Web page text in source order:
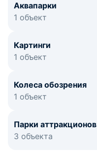
Аквапарки
1 объект
Картинги
1 объект
Колеса обозрения
1 объект
Парки аттракционов
3 объекта